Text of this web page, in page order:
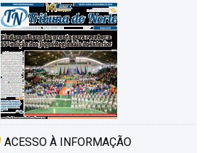
ACESSO À INFORMAÇÃO